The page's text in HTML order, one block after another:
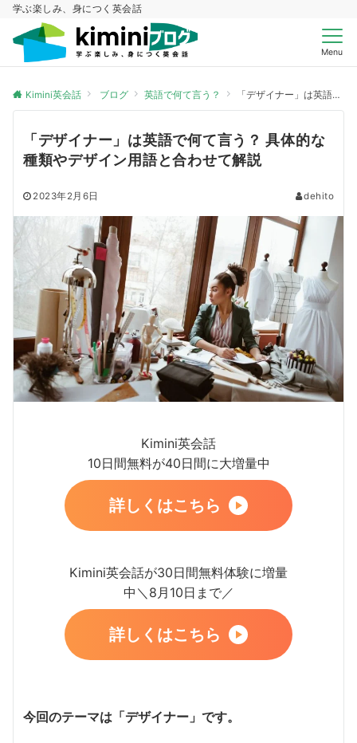
学ぶ楽しみ、身につく英会話
Menu
Kimini英会話 ブログ 英語で何て言う？ 「デザイナー」は英語で何て言う？ 具体的な種類やデザイン用語と合わせて解説
「デザイナー」は英語で何て言う？ 具体的な
種類やデザイン用語と合わせて解説
2023年2月6日 dehito
Kimini英会話
10日間無料が40日間に大増量中
詳しくはこちら
Kimini英会話が30日間無料体験に増量
中＼8月10日まで／
詳しくはこちら
今回のテーマは「デザイナー」です。